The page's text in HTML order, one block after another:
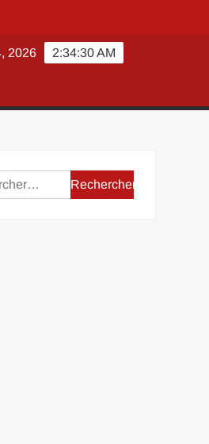
2:34:31 AM
2026
Rechercher :